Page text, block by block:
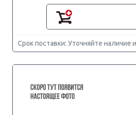
Срок поставки: Уточняйте наличие